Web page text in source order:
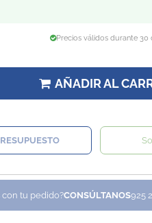
Precios válidos durante 30
AÑADIR AL
con tu pedido?CONSÚLTANOS925